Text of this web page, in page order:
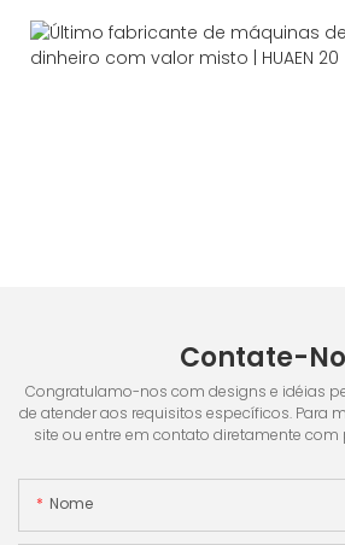
Contate-
Congratulamo-nos com designs e idéias
de atender aos requisitos específicos. Para
site ou entre em contato diretamente
Nome